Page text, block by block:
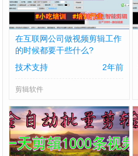
在互联网公司做视频剪辑工作
的时候都要干些什么?
技术支持
2年前
剪辑软件